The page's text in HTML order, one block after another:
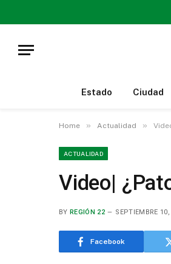
Estado Ciudad
Home » Actualidad »
ACTUALIDAD
Video|
BY REGIÓN 22 SEPTIEMBRE 10,
Facebook